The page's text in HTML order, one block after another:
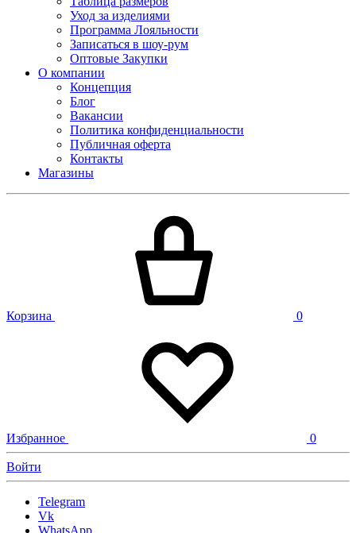
Уход за изделиями
Программа Лояльности
Записаться в шоу-рум
Оптовые Закупки
О компании
Концепция
Блог
Вакансии
Политика конфиденциальности
Публичная оферта
Контакты
Магазины
Корзина 0
Избранное 0
Войти
Telegram
Vk
WhatsApp